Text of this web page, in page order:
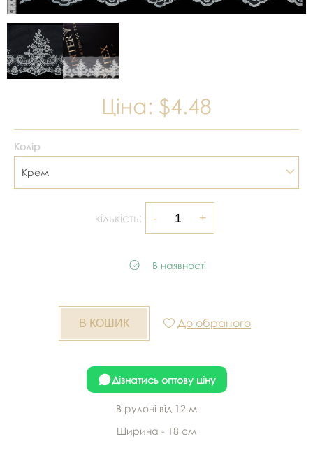
Ціна: $4.48
Колір
Крем
кількість:
В наявності
До обраного
Дізнатись оптову ціну
В рулоні від 12 м
Ширина - 18 см